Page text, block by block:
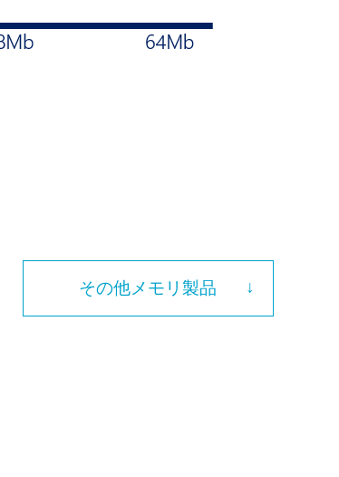
その他メモリ製品